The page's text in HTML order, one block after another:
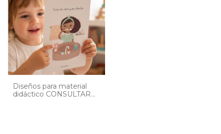
Diseños para material
didáctico CONSULTAR